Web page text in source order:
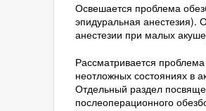
Освешается проблема
эпидуральная анестезия).
анестезии при малых
Рассматривается
неотложных состояниях в
Отдельный раздел
послеоперационного